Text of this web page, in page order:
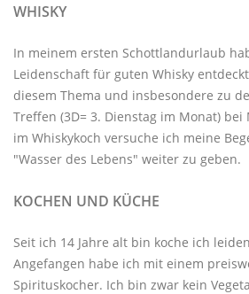
WHISKY
In meinem ersten Schottlandurlaub
Leidenschaft für guten Whisky
diesem Thema und insbesondere zu
Treffen (3D= 3. Dienstag im Monat)
im Whiskykoch versuche ich meine
"Wasser des Lebens" weiter zu geben.
KOCHEN UND KÜCHE
Seit ich 14 Jahre alt bin koche ich
Angefangen habe ich mit einem
Spirituskocher. Ich bin zwar kein